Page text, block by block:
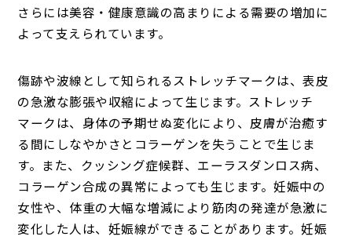
さらには美容・健康意識の高まりによる需要の増加に
よって支えられています。
傷跡や波線として知られるストレッチマークは、表皮
の急激な膨張や収縮によって生じます。ストレッチ
マークは、身体の予期せぬ変化により、皮膚が治癒す
る間にしなやかさとコラーゲンを失うことで生じま
す。また、クッシング症候群、エーラスダンロス病、
コラーゲン合成の異常によっても生じます。妊娠中の
女性や、体重の大幅な増減により筋肉の発達が急激に
変化した人は、妊娠線ができることがあります。妊娠